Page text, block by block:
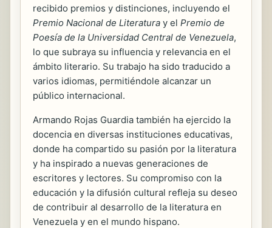
recibido premios y distinciones, incluyendo el
Premio Nacional de Literatura y el Premio de
Poesía de la Universidad Central de Venezuela,
lo que subraya su influencia y relevancia en el
ámbito literario. Su trabajo ha sido traducido a
varios idiomas, permitiéndole alcanzar un
público internacional.
Armando Rojas Guardia también ha ejercido la
docencia en diversas instituciones educativas,
donde ha compartido su pasión por la literatura
y ha inspirado a nuevas generaciones de
escritores y lectores. Su compromiso con la
educación y la difusión cultural refleja su deseo
de contribuir al desarrollo de la literatura en
Venezuela y en el mundo hispano.